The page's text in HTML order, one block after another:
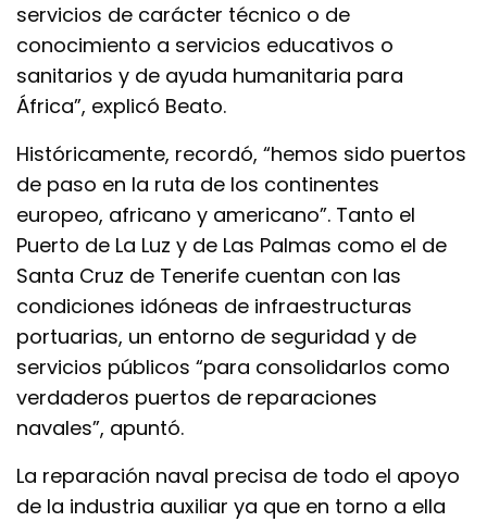
servicios de carácter técnico o de
conocimiento a servicios educativos o
sanitarios y de ayuda humanitaria para
África”, explicó Beato.
Históricamente, recordó, “hemos sido puertos
de paso en la ruta de los continentes
europeo, africano y americano”. Tanto el
Puerto de La Luz y de Las Palmas como el de
Santa Cruz de Tenerife cuentan con las
condiciones idóneas de infraestructuras
portuarias, un entorno de seguridad y de
servicios públicos “para consolidarlos como
verdaderos puertos de reparaciones
navales”, apuntó.
La reparación naval precisa de todo el apoyo
de la industria auxiliar ya que en torno a ella